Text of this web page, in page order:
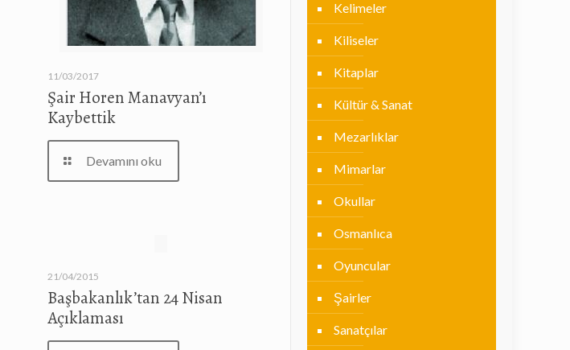
11/03/2017
Şair Horen Manavyan’ı
Kaybettik
Devamını oku
21/04/2015
Başbakanlık’tan 24 Nisan
Açıklaması
Kelimeler
Kiliseler
Kitaplar
Kültür & Sanat
Mezarlıklar
Mimarlar
Okullar
Osmanlıca
Oyuncular
Şairler
Sanatçılar